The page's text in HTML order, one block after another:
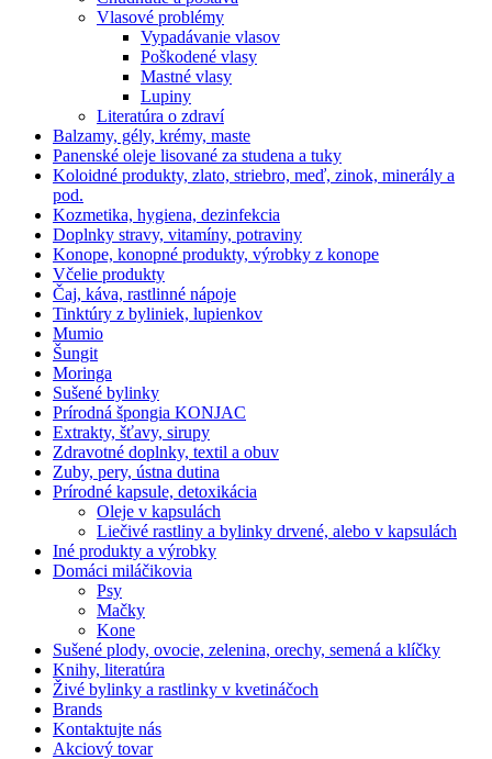
Vlasové problémy
Vypadávanie vlasov
Poškodené vlasy
Mastné vlasy
Lupiny
Literatúra o zdraví
Balzamy, gély, krémy, maste
Panenské oleje lisované za studena a tuky
Koloidné produkty, zlato, striebro, meď, zinok, minerály a
pod.
Kozmetika, hygiena, dezinfekcia
Doplnky stravy, vitamíny, potraviny
Konope, konopné produkty, výrobky z konope
Včelie produkty
Čaj, káva, rastlinné nápoje
Tinktúry z byliniek, lupienkov
Mumio
Šungit
Moringa
Sušené bylinky
Prírodná špongia KONJAC
Extrakty, šťavy, sirupy
Zdravotné doplnky, textil a obuv
Zuby, pery, ústna dutina
Prírodné kapsule, detoxikácia
Oleje v kapsulách
Liečivé rastliny a bylinky drvené, alebo v kapsulách
Iné produkty a výrobky
Domáci miláčikovia
Psy
Mačky
Kone
Sušené plody, ovocie, zelenina, orechy, semená a klíčky
Knihy, literatúra
Živé bylinky a rastlinky v kvetináčoch
Brands
Kontaktujte nás
Akciový tovar